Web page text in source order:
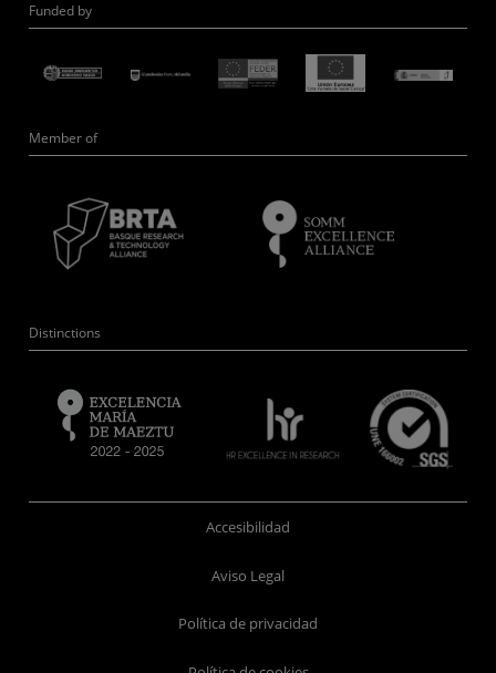
Funded by
Member of
Distinctions
Accesibilidad
Aviso Legal
Política de privacidad